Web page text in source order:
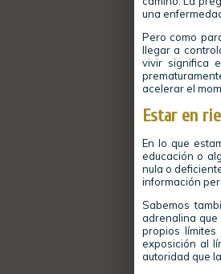
una
Pero como
llegar a
vivir significa
acelerar el
Estar en
En lo que
educación o
nula o
información
Sabemos
adrenalina
propios
exposición al
autoridad que